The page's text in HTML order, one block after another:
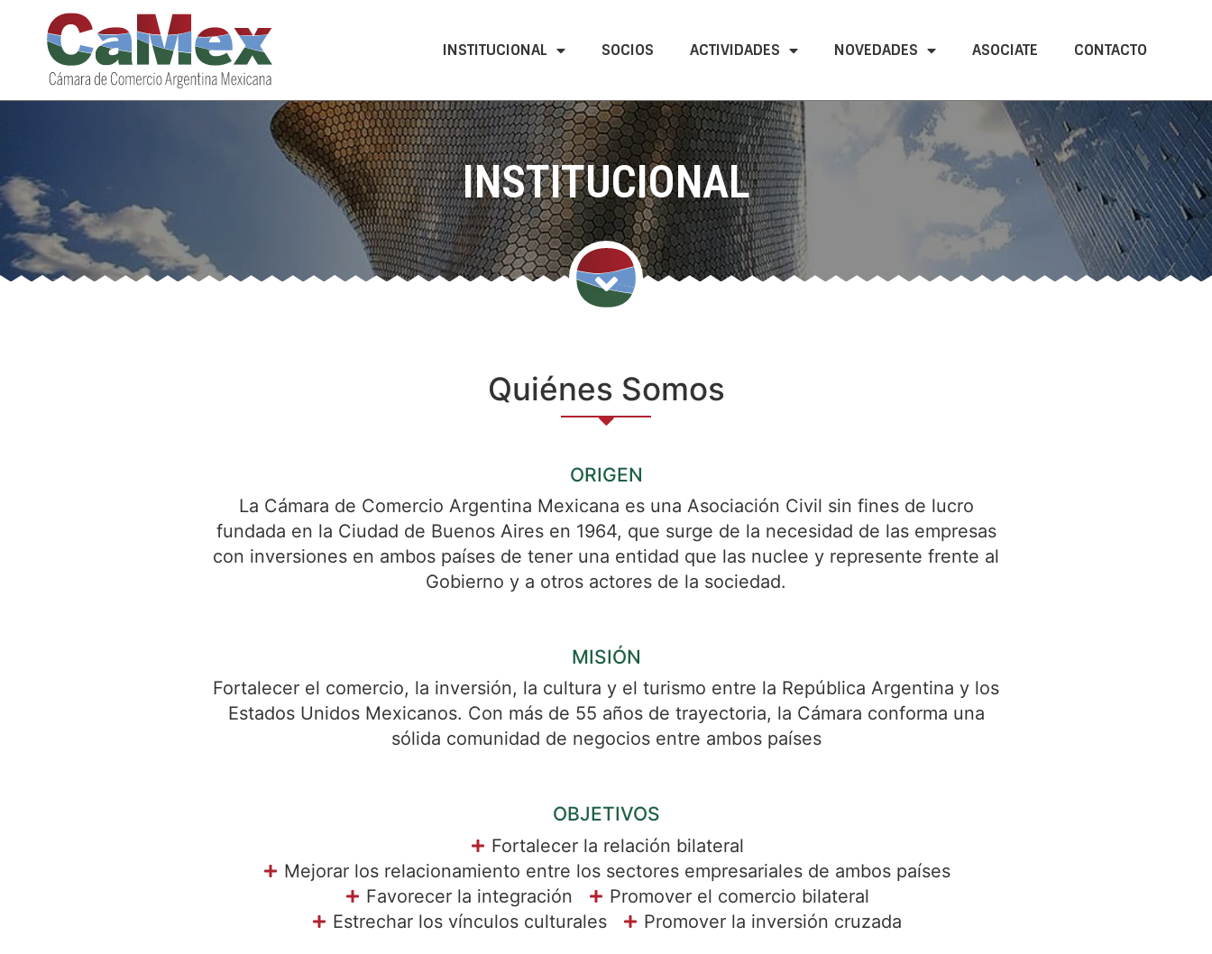
INSTITUCIONAL SOCIOS ACTIVIDADES NOVEDADES ASOCIATE CONTACTO
INSTITUCIONAL
Quiénes Somos
ORIGEN
La Cámara de Comercio Argentina Mexicana es una Asociación Civil sin fines de lucro
fundada en la Ciudad de Buenos Aires en 1964, que surge de la necesidad de las empresas
con inversiones en ambos países de tener una entidad que las nuclee y represente frente al
Gobierno y a otros actores de la sociedad.
MISIÓN
Fortalecer el comercio, la inversión, la cultura y el turismo entre la República Argentina y los
Estados Unidos Mexicanos. Con más de 55 años de trayectoria, la Cámara conforma una
sólida comunidad de negocios entre ambos países
OBJETIVOS
Fortalecer la relación bilateral
Mejorar los relacionamiento entre los sectores empresariales de ambos países
Favorecer la integración
Promover el comercio bilateral
Estrechar los vínculos culturales
Promover la inversión cruzada